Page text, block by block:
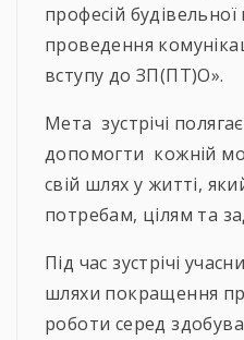
професій будівельної
проведення
вступу до ЗП(ПТ)О».
Мета зустрічі
допомогти кожній
свій шлях у житті,
потребам, цілям та
Під час зустрічі
шляхи покращення
роботи серед